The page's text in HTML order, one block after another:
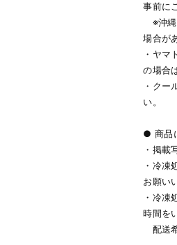
事前に
※沖縄
場合が
・ヤマ
の場合
・クー
い。
● 商品
・掲載
・冷凍
お願い
・冷凍
時間を
配送